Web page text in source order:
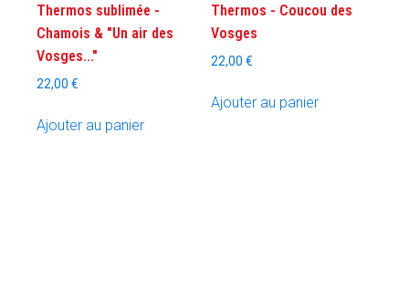
page
Thermos sublimée -
Chamois & "Un air des
Vosges..."
22,00 €
Ajouter au panier
Thermos - Coucou des
Vosges
22,00€
Ajouter au panier